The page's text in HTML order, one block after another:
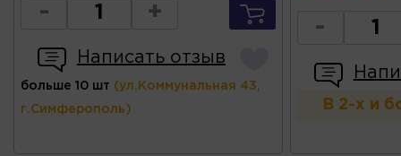
- +
Написать отзыв
больше 10 шт (ул.Коммунальная 43,
г.Симферополь)
-
В 2-х и